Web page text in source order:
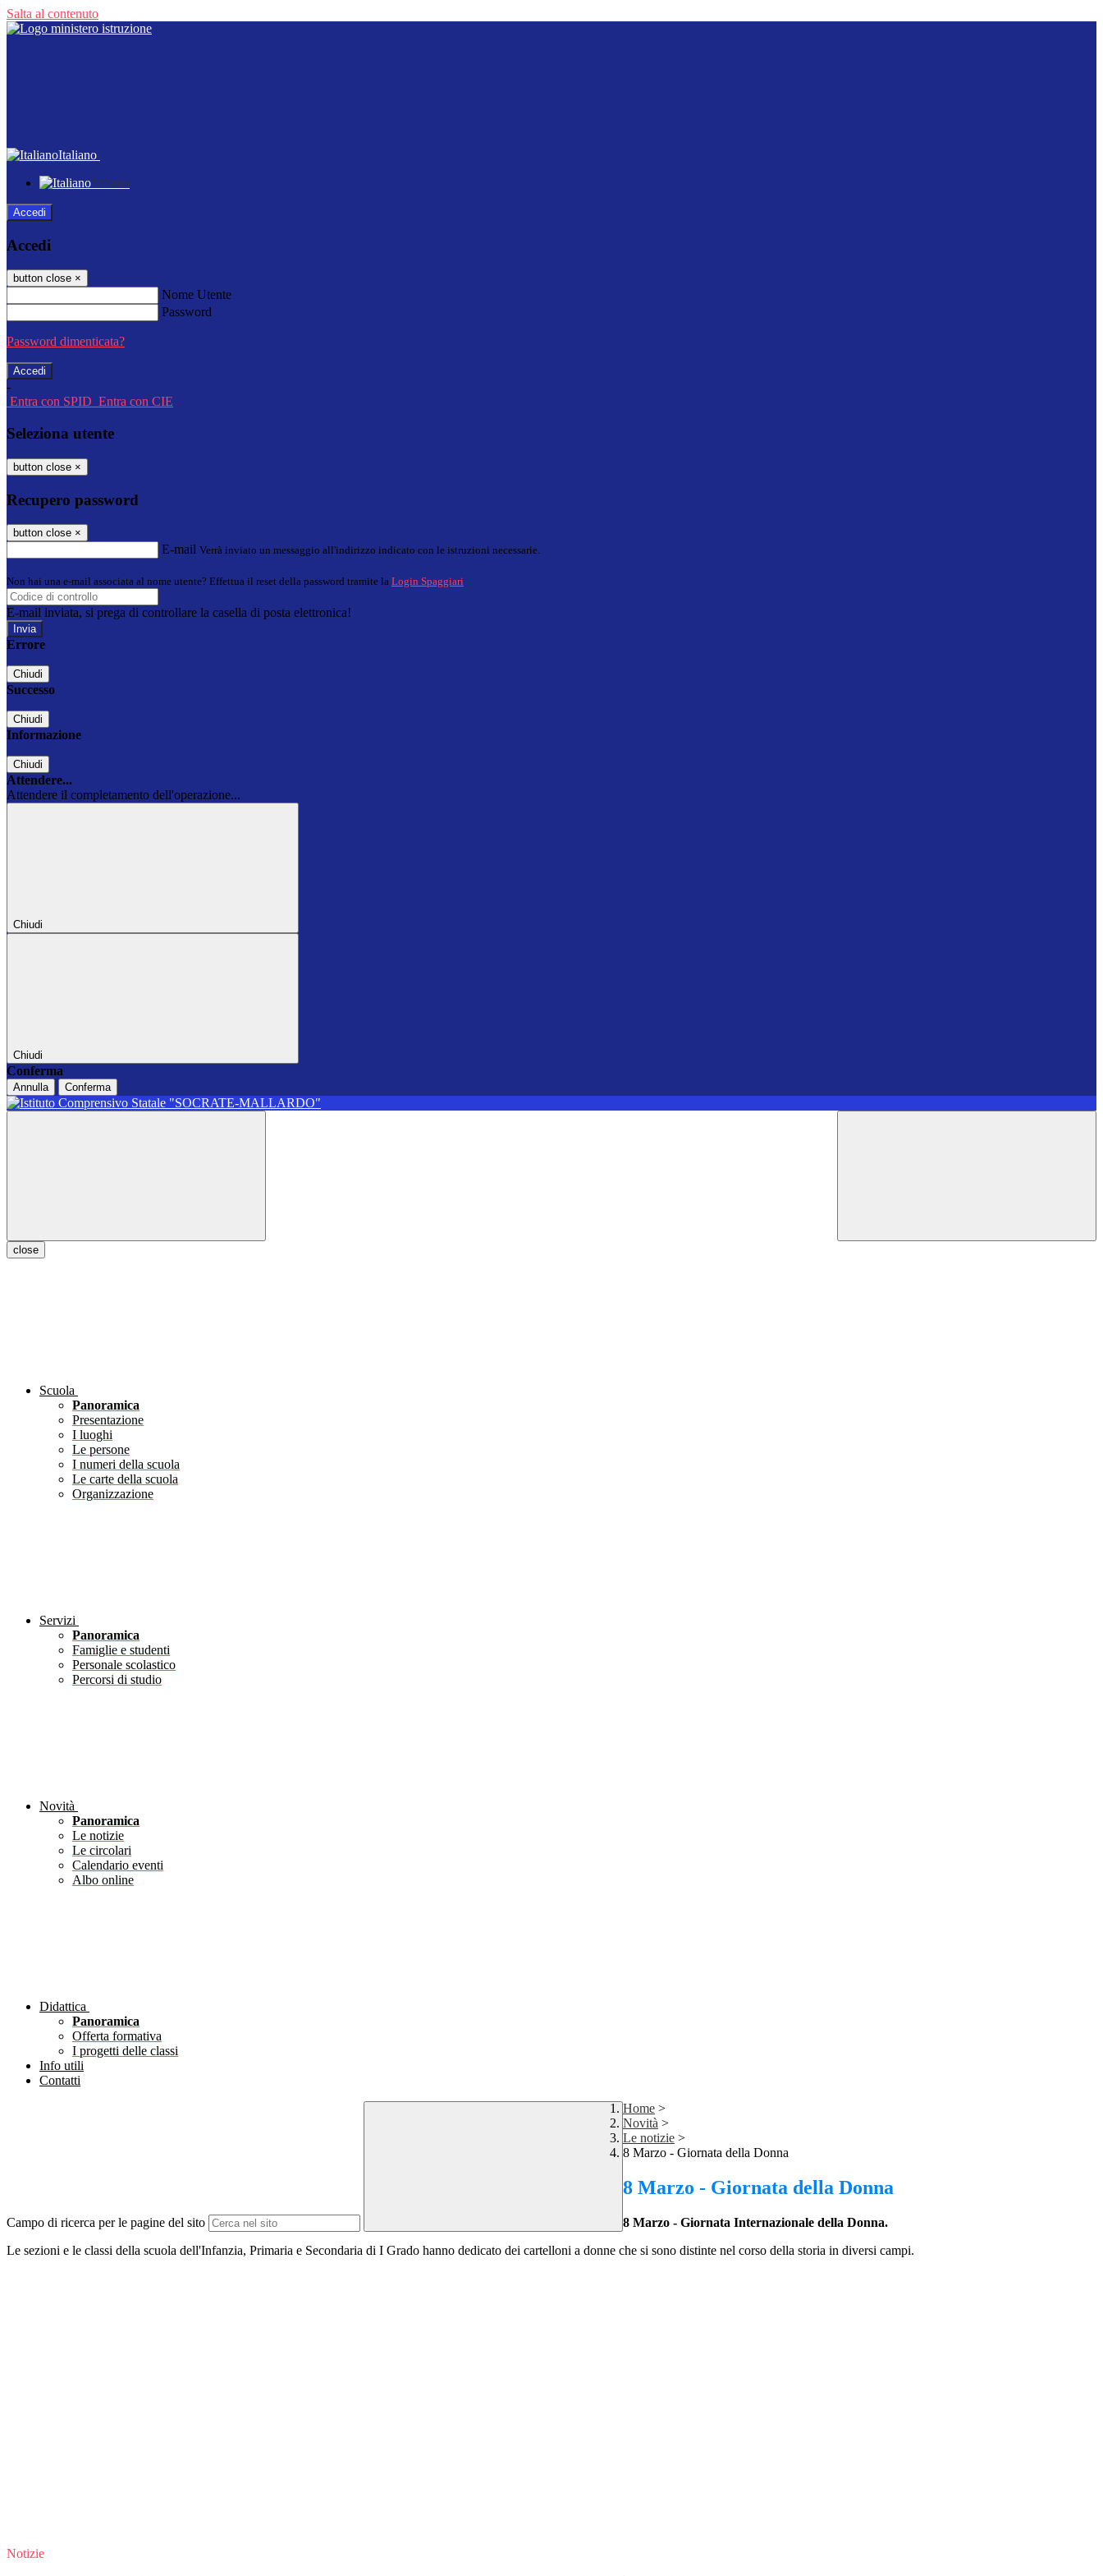
Salta al contenuto
Italiano
Italiano
Accedi
Accedi
button close ×
Nome Utente
Password
Password dimenticata?
-
Entra con SPID Entra con CIE
Seleziona utente
button close ×
Recupero password
button close ×
E-mail Verrà inviato un messaggio all'indirizzo indicato con le istruzioni necessarie.
Non hai una e-mail associata al nome utente? Effettua il reset della password tramite la Login Spaggiari
E-mail inviata, si prega di controllare la casella di posta elettronica!
Errore
Chiudi
Successo
Chiudi
Informazione
Chiudi
Attendere...
Attendere il completamento dell'operazione...
Chiudi
Chiudi
Conferma
Annulla Conferma
close
Scuola
Panoramica
Presentazione
I luoghi
Le persone
I numeri della scuola
Le carte della scuola
Organizzazione
Servizi
Panoramica
Famiglie e studenti
Personale scolastico
Percorsi di studio
Novità
Panoramica
Le notizie
Le circolari
Calendario eventi
Albo online
Didattica
Panoramica
Offerta formativa
I progetti delle classi
Info utili
Contatti
Campo di ricerca per le pagine del sito
Home >
Novità >
Le notizie >
8 Marzo - Giornata della Donna
8 Marzo - Giornata della Donna
8 Marzo - Giornata Internazionale della Donna.
Le sezioni e le classi della scuola dell'Infanzia, Primaria e Secondaria di I Grado hanno dedicato dei cartelloni a donne che si sono distinte nel corso della storia in diversi campi.
Notizie